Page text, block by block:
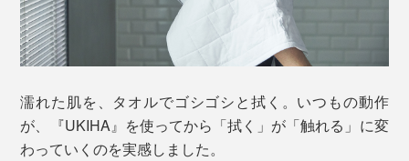
濡れた肌を、タオルでゴシゴシと拭く。いつもの動作
が、『UKIHA』を使ってから「拭く」が「触れる」に変
わっていくのを実感しました。